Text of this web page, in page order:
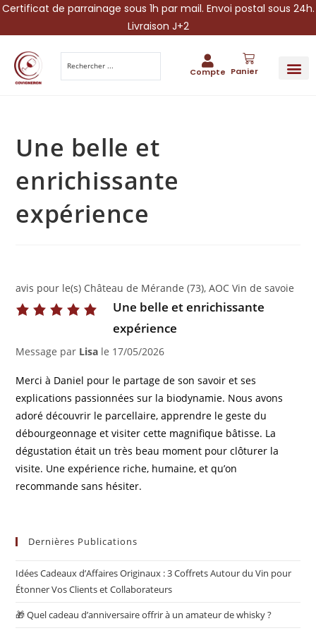
Certificat de parrainage sous 1h par mail. Envoi postal sous 24h.
Livraison J+2
Compte Panier
Une belle et
enrichissante
expérience
avis pour le(s) Château de Mérande (73), AOC Vin de savoie
Une belle et enrichissante
expérience
Message par Lisa le 17/05/2026
Merci à Daniel pour le partage de son savoir et ses
explications passionnées sur la biodynamie. Nous avons
adoré découvrir le parcellaire, apprendre le geste du
débourgeonnage et visiter cette magnifique bâtisse. La
dégustation était un très beau moment pour clôturer la
visite. Une expérience riche, humaine, et qu’on
recommande sans hésiter.​​​​​​​​​​​​​​​​
Dernières Publications
Idées Cadeaux d’Affaires Originaux : 3 Coffrets Autour du Vin pour
Étonner Vos Clients et Collaborateurs
🎁 Quel cadeau d’anniversaire offrir à un amateur de whisky ?